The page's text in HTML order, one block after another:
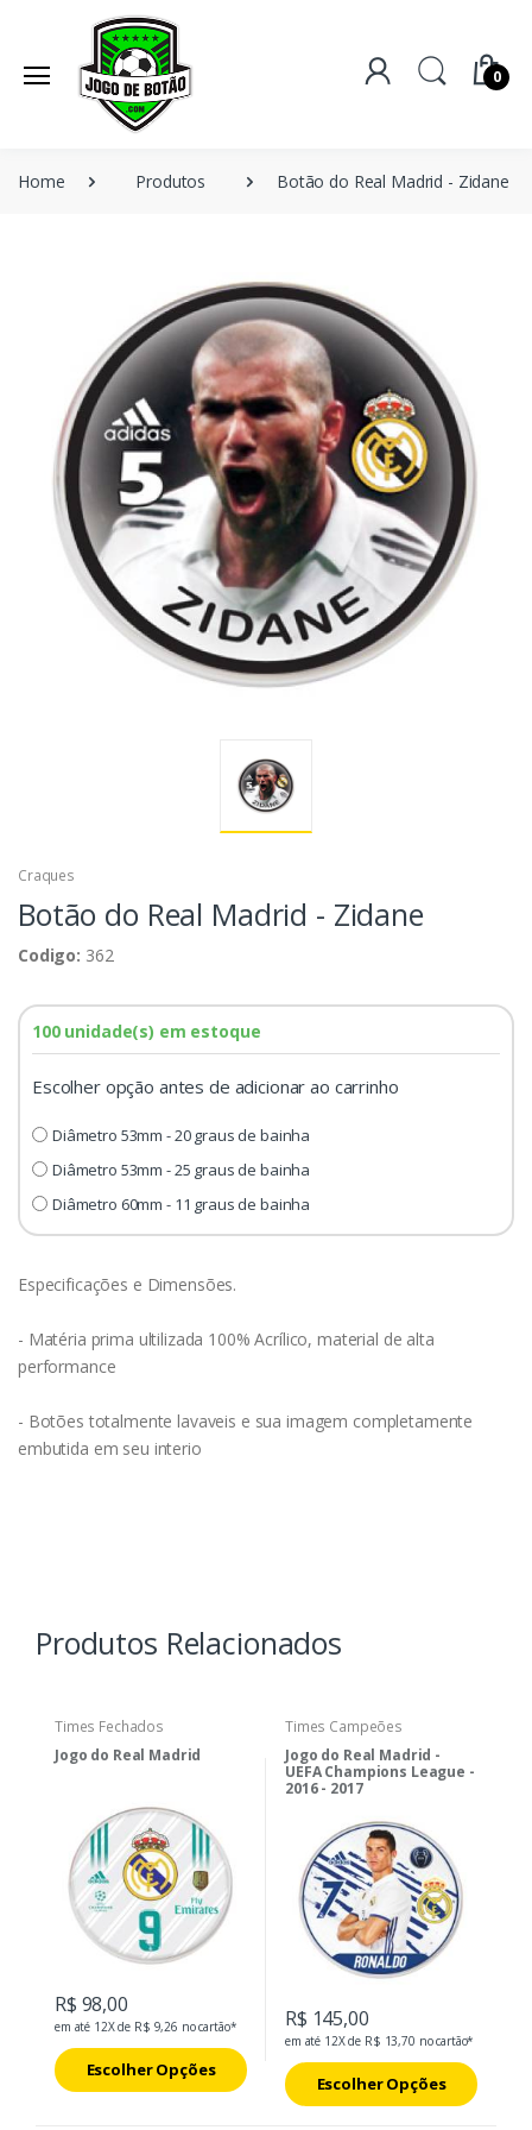
0
Home Produtos Botão do Real Madrid - Zidane
Craques
Botão do Real Madrid - Zidane
Codigo: 362
100 unidade(s) em estoque
Escolher opção antes de adicionar ao carrinho
Diâmetro 53mm - 20 graus de bainha
Diâmetro 53mm - 25 graus de bainha
Diâmetro 60mm - 11 graus de bainha
Especificações e Dimensões.
- Matéria prima ultilizada 100% Acrílico, material de alta
performance
- Botões totalmente lavaveis e sua imagem completamente
embutida em seu interio
Produtos Relacionados
Times Fechados
Jogo do Real Madrid
R$ 98,00
em até 12X de R$ 9,26 no cartão*
Escolher Opções
Times Campeões
Jogo do Real Madrid -
UEFA Champions League -
2016 - 2017
R$ 145,00
em até 12X de R$ 13,70 no cartão*
Escolher Opções